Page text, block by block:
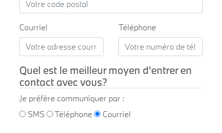
Courriel Téléphone
Quel est le meilleur moyen d'entrer en
contact avec vous?
Je préfère communiquer par :
SMS
Téléphone Courriel